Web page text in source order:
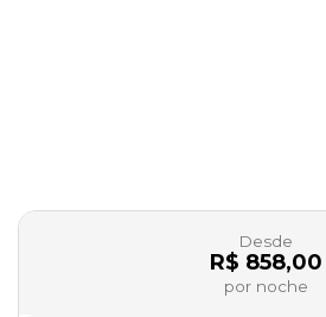
Desde
R$ 858,00
por noche